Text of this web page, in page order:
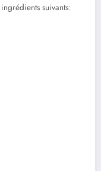
suivants: